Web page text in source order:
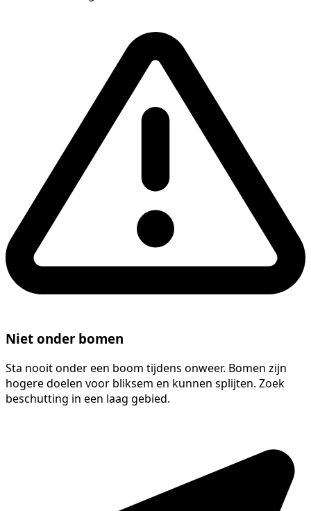
Niet onder bomen
Sta nooit onder een boom tijdens onweer. Bomen zijn
hogere doelen voor bliksem en kunnen splijten. Zoek
beschutting in een laag gebied.